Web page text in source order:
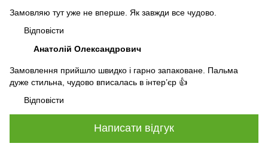
Замовляю тут уже не вперше. Як завжди все чудово.
Відповісти
Анатолій Олександрович
Замовлення прийшло швидко і гарно запаковане. Пальма
дуже стильна, чудово вписалась в інтер’єр 👍
Відповісти
Написати відгук